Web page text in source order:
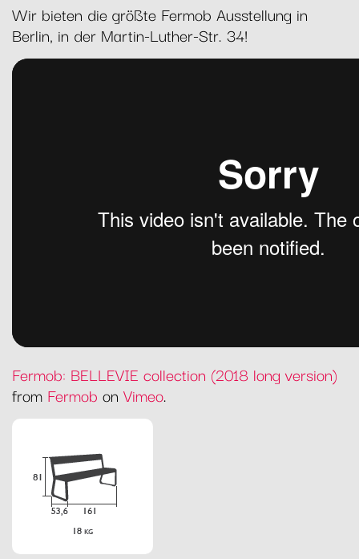
Wir bieten die größte Fermob Ausstellung in
Berlin, in der Martin-Luther-Str. 34!
Fermob: BELLEVIE collection (2018 long version)
from Fermob on Vimeo.